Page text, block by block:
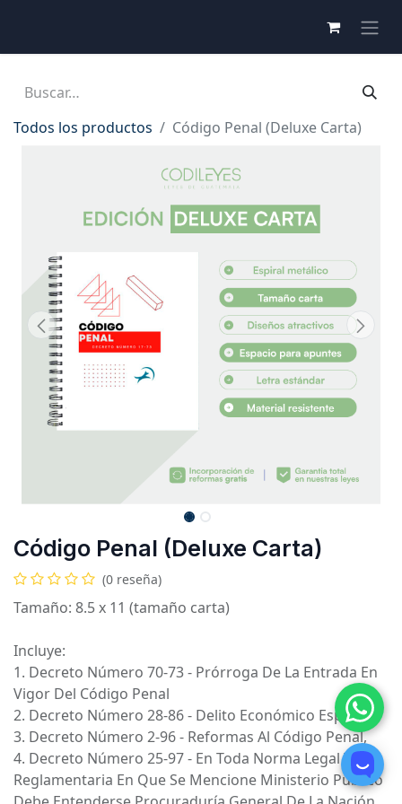
Todos los productos Código Penal (Deluxe Carta)
Código Penal (Deluxe Carta)
(0 reseña)
Tamaño: 8.5 x 11 (tamaño carta)
Incluye:
1. Decreto Número 70-73 - Prórroga De La Entrada En
Vigor Del Código Penal
2. Decreto Número 28-86 - Delito Económico Especial
3. Decreto Número 2-96 - Reformas Al Código Penal,
4. Decreto Número 25-97 - En Toda Norma Legal Y
Reglamentaria En Que Se Mencione Ministerio Público